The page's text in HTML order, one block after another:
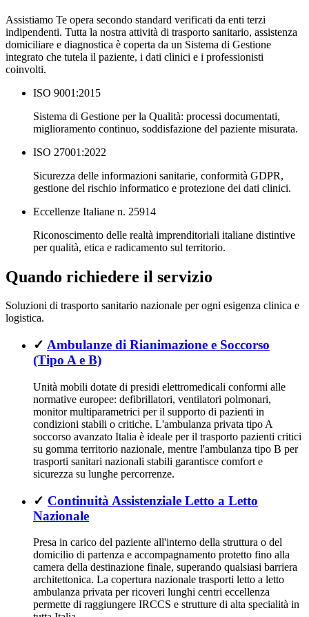
Assistiamo Te opera secondo standard verificati da enti terzi
indipendenti. Tutta la nostra attività di trasporto sanitario, assistenza
domiciliare e diagnostica è coperta da un Sistema di Gestione
integrato che tutela il paziente, i dati clinici e i professionisti
coinvolti.
ISO 9001:2015
Sistema di Gestione per la Qualità: processi documentati,
miglioramento continuo, soddisfazione del paziente misurata.
ISO 27001:2022
Sicurezza delle informazioni sanitarie, conformità GDPR,
gestione del rischio informatico e protezione dei dati clinici.
Eccellenze Italiane n. 25914
Riconoscimento delle realtà imprenditoriali italiane distintive
per qualità, etica e radicamento sul territorio.
Quando richiedere il servizio
Soluzioni di trasporto sanitario nazionale per ogni esigenza clinica e
logistica.
✓ Ambulanze di Rianimazione e Soccorso
(Tipo A e B)
Unità mobili dotate di presidi elettromedicali conformi alle
normative europee: defibrillatori, ventilatori polmonari,
monitor multiparametrici per il supporto di pazienti in
condizioni stabili o critiche. L'ambulanza privata tipo A
soccorso avanzato Italia è ideale per il trasporto pazienti critici
su gomma territorio nazionale, mentre l'ambulanza tipo B per
trasporti sanitari nazionali stabili garantisce comfort e
sicurezza su lunghe percorrenze.
✓ Continuità Assistenziale Letto a Letto
Nazionale
Presa in carico del paziente all'interno della struttura o del
domicilio di partenza e accompagnamento protetto fino alla
camera della destinazione finale, superando qualsiasi barriera
architettonica. La copertura nazionale trasporti letto a letto
ambulanza privata per ricoveri lunghi centri eccellenza
permette di raggiungere IRCCS e strutture di alta specialità in